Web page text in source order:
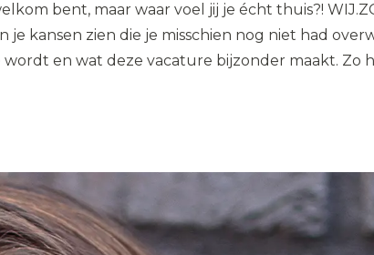
bent, maar waar voel jij je écht thuis?!
kansen zien die je misschien nog niet had
en wat deze vacature bijzonder maakt. Zo